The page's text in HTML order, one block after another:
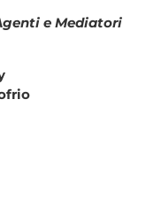
e Mediatori